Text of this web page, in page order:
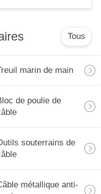
Tous
marin de main
de poulie de
souterrains de
métallique anti-